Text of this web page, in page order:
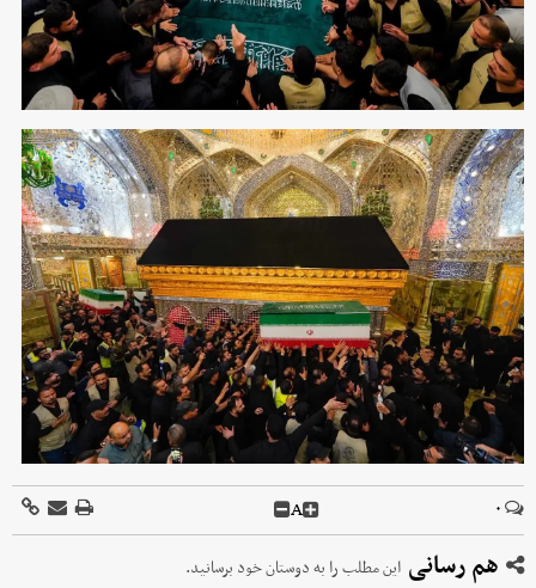
۰ A
هم رسانی این مطلب را به دوستان خود برسانید.